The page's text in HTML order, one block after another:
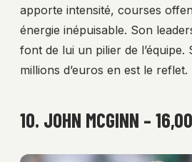
apporte intensité, courses
énergie inépuisable. Son
font de lui un pilier de l’équipe.
millions d’euros en est le reflet.
10. JOHN MCGINN –